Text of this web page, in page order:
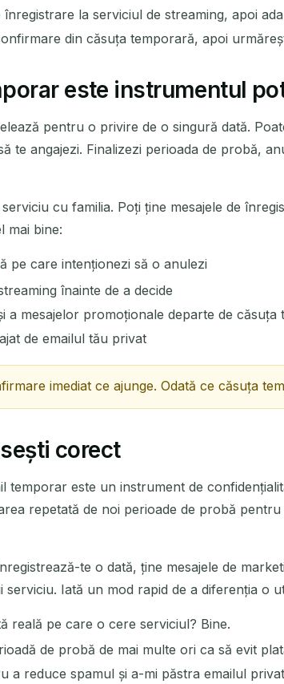
la serviciul de streaming, apoi
din căsuța temporară, apoi
este instrumentul
pentru o privire de o singură dată.
te angajezi. Finalizezi perioada de probă,
cu familia. Poți ține mesajele de
mai bine:
pe care intenționezi să o anulezi
înainte de a decide
a mesajelor promoționale departe de căsuța
de emailul tău privat
imediat ce ajunge. Odată ce căsuța
corect
temporar este un instrument de
repetată de noi perioade de probă
te o dată, ține mesajele de
serviciu. Iată un mod rapid de a diferenția o
reală pe care o cere serviciul? Bine.
de probă de mai multe ori ca să evit
a reduce spamul și a-mi păstra emailul